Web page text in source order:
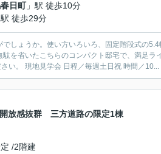
日町」駅 徒歩10分
駅 徒歩29分
しょうか。使い方いろいろ、固定階段式の
を省いたこちらのコンパクト邸宅で、満足ラ
実際に現地をご体感ください。 まずは電話でお問い合わせください。 現地見学会 日程／毎週土日祝 時間／10...
放感抜群 三方道路の限定1棟
/2階建